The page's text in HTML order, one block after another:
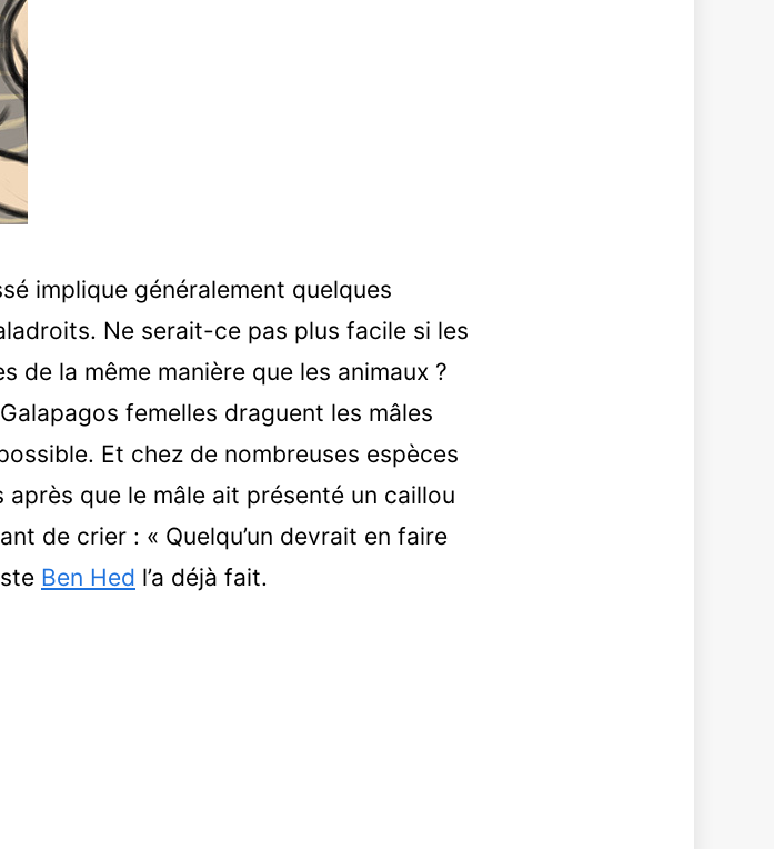
implique généralement quelques
Ne serait-ce pas plus facile si les
de la même manière que les animaux ?
femelles draguent les mâles
Et chez de nombreuses espèces
que le mâle ait présenté un caillou
de crier : « Quelqu’un devrait en faire
Ben Hed l’a déjà fait.